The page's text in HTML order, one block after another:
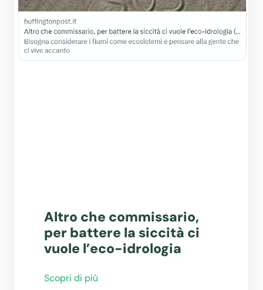
Altro che commissario,
per battere la siccità ci
vuole l’eco-idrologia
Scopri di più